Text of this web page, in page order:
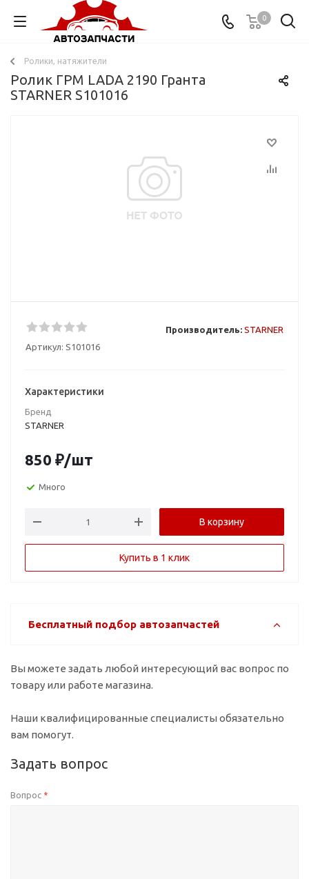
0
Ролики, натяжители
Ролик ГРМ LADA 2190 Гранта
STARNER S101016
Артикул: S101016
Производитель: STARNER
Характеристики
Бренд
STARNER
850 ₽/шт
Много
В корзину
Купить в 1 клик
Бесплатный подбор автозапчастей
Вы можете задать любой интересующий вас вопрос по
товару или работе магазина.
Наши квалифицированные специалисты обязательно
вам помогут.
Задать вопрос
Вопрос *